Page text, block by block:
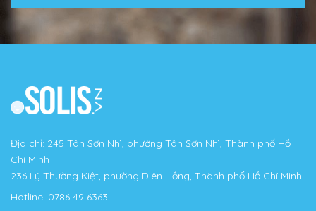
Địa chỉ: 245 Tân Sơn Nhì, phường Tân Sơn Nhì, Thành phố Hồ
Chí Minh
236 Lý Thường Kiệt, phường Diên Hồng, Thành phố Hồ Chí Minh
Hotline: 0786 49 6363